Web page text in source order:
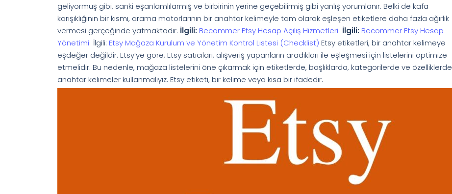
geliyormuş gibi, sanki eşanlamlılarmış ve birbirinin yerine geçebilirmiş gibi yanlış yorumlanır. Belki de kafa
karışıklığının bir kısmı, arama motorlarının bir anahtar kelimeyle tam olarak eşleşen etiketlere daha fazla ağırlık
vermesi gerçeğinde yatmaktadır. İlgili: Becommer Etsy Hesap Açılış Hizmetleri İlgili: Becommer Etsy Hesap
Yönetimi İlgili: Etsy Mağaza Kurulum ve Yönetim Kontrol Listesi (Checklist) Etsy etiketleri, bir anahtar kelimeye
eşdeğer değildir. Etsy’ye göre, Etsy satıcıları, alışveriş yapanların aradıkları ile eşleşmesi için listelerini optimize
etmelidir. Bu nedenle, mağaza listelerini öne çıkarmak için etiketlerde, başlıklarda, kategorilerde ve özelliklerde
anahtar kelimeler kullanmalıyız. Etsy etiketi, bir kelime veya kısa bir ifadedir.